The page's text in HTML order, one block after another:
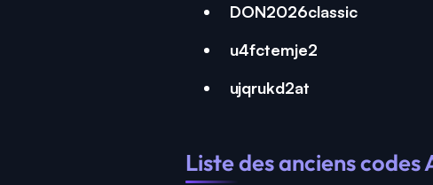
DON2026classic
u4fctemje2
ujqrukd2at
Liste des anciens codes